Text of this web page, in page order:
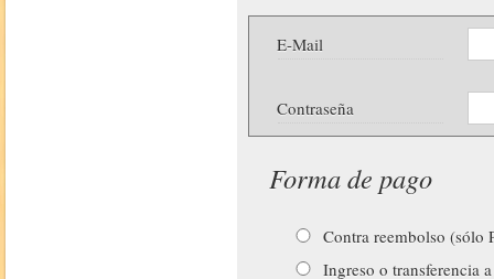
E-Mail
Contraseña
Forma de pago
Contra reembolso (sólo
Ingreso o transferencia